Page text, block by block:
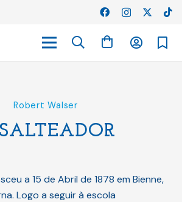
Robert Walser
a 15 de Abril de 1878 em Bienne,
Logo a seguir à escola